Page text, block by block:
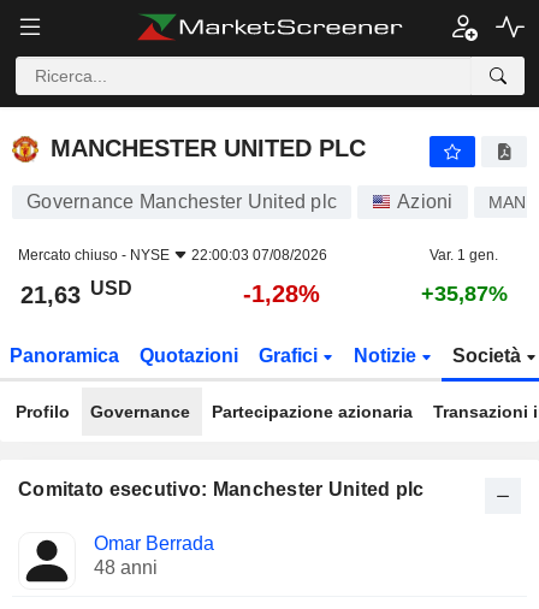
MANCHESTER UNITED PLC
MANCHESTER UNITED PLC
Governance Manchester United plc Azioni MANU
Mercato chiuso - NYSE 22:00:03 07/08/2026 Var. 1 gen.
21,63 USD -1,28% +35,87%
Panoramica Quotazioni Grafici Notizie Società
Profilo Governance Partecipazione azionaria Transazioni
Comitato esecutivo: Manchester United plc
Manager
Posizioni
ricoperte
Omar Berrada
48 anni